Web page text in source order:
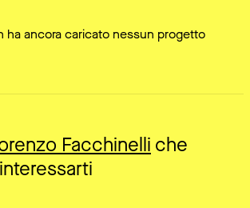
ha ancora caricato nessun progetto
Facchinelli che